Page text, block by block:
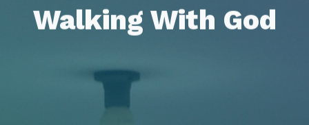
Walking With God